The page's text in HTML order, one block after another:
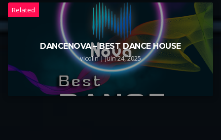
Related
DANCENOVA – BEST DANCE HOUSE
vicolin | juin 24, 2025